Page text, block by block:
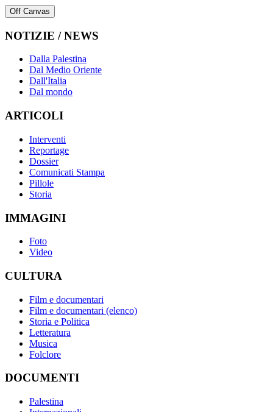
Off Canvas
NOTIZIE / NEWS
Dalla Palestina
Dal Medio Oriente
Dall'Italia
Dal mondo
ARTICOLI
Interventi
Reportage
Dossier
Comunicati Stampa
Pillole
Storia
IMMAGINI
Foto
Video
CULTURA
Film e documentari
Film e documentari (elenco)
Storia e Politica
Letteratura
Musica
Folclore
DOCUMENTI
Palestina